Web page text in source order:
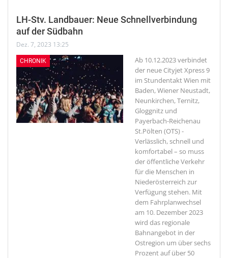
LH-Stv. Landbauer: Neue Schnellverbindung
auf der Südbahn
Dez. 7, 2023 13:25
CHRONIK
Ab 10.12.2023 verbindet
der neue Cityjet Xpress 9
im Stundentakt Wien mit
Baden, Wiener Neustadt,
Neunkirchen, Ternitz,
Gloggnitz und
Payerbach-Reichenau
St.Pölten (OTS) -
Verlässlich, schnell und
komfortabel – so muss
der öffentliche Verkehr
für die Menschen in
Niederösterreich zur
Verfügung stehen. Mit
dem Fahrplanwechsel
am 10. Dezember 2023
wird das regionale
Bahnangebot in der
Ostregion um über sechs
Prozent auf über 50